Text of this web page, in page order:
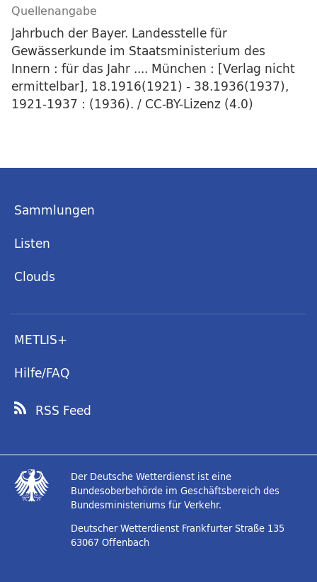
Quellenangabe
Jahrbuch der Bayer. Landesstelle für
Gewässerkunde im Staatsministerium des
Innern : für das Jahr .... München : [Verlag nicht
ermittelbar], 18.1916(1921) - 38.1936(1937),
1921-1937 : (1936). / CC-BY-Lizenz (4.0)
Sammlungen
Listen
Clouds
METLIS+
Hilfe/FAQ
RSS Feed
Der Deutsche Wetterdienst ist eine
Bundesoberbehörde im Geschäftsbereich des
Bundesministeriums für Verkehr.
Deutscher Wetterdienst Frankfurter Straße 135
63067 Offenbach